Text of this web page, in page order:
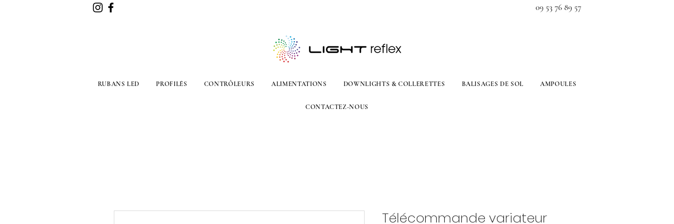
09 53 76 89 57
Télécommande variateur
RUBANS LED PROFILÉS CONTRÔLEURS ALIMENTATIONS DOWNLIGHTS & COLLERETTES BALISAGES DE SOL AMPOULES
CONTACTEZ-NOUS